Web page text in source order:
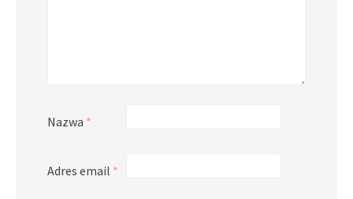
Nazwa *
Adres email *